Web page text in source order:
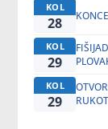
KOL
28
KOL
29
KOL
29